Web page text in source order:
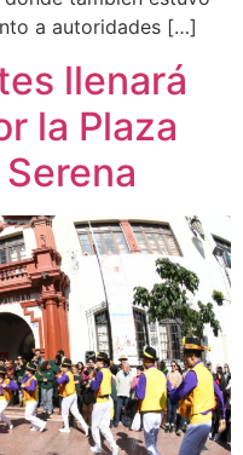
a autoridades […]
llenará
la Plaza